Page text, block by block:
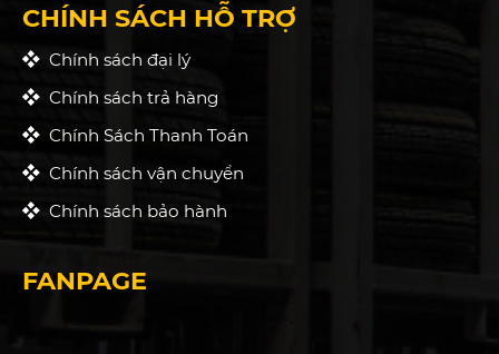
CHÍNH SÁCH HỖ TRỢ
Chính sách đại lý
Chính sách trả hàng
Chính Sách Thanh Toán
Chính sách vận chuyển
Chính sách bảo hành
FANPAGE